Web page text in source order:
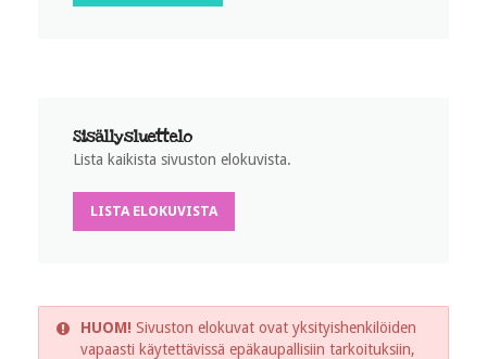
Sisällysluettelo
Lista kaikista sivuston elokuvista.
LISTA ELOKUVISTA
HUOM! Sivuston elokuvat ovat yksityishenkilöiden
vapaasti käytettävissä epäkaupallisiin tarkoituksiin,